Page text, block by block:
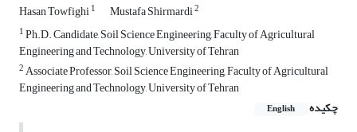
Hasan Towfighi1 Mustafa Shirmardi2
1Ph.D. Candidate, Soil Science Engineering, Faculty of Agricultural
Engineering and Technology, University of Tehran
2Associate Professor, Soil Science Engineering, Faculty of Agricultural
Engineering and Technology, University of Tehran
چکیده
English